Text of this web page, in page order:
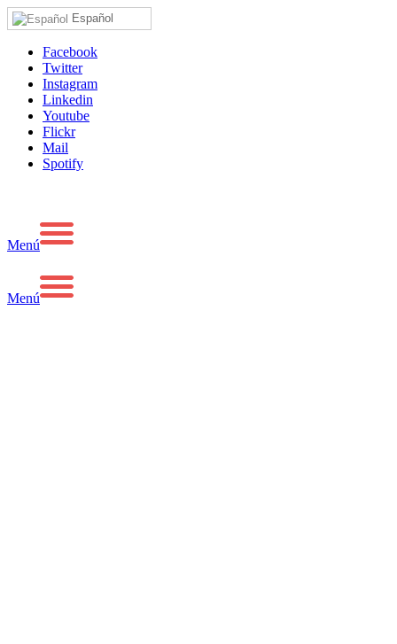
Español
Facebook
Twitter
Instagram
Linkedin
Youtube
Flickr
Mail
Spotify
Menú
Menú